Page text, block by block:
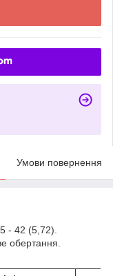
Умови повернення
- 42 (5,72).
обертання.